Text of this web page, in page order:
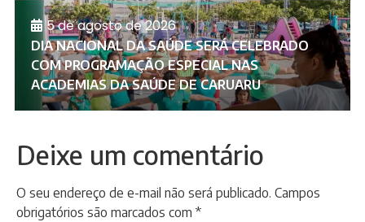
5 de agosto de 2026
DIA NACIONAL DA SAÚDE SERÁ CELEBRADO
COM PROGRAMAÇÃO ESPECIAL NAS
ACADEMIAS DA SAÚDE DE CARUARU
Deixe um comentário
O seu endereço de e-mail não será publicado. Campos
obrigatórios são marcados com *